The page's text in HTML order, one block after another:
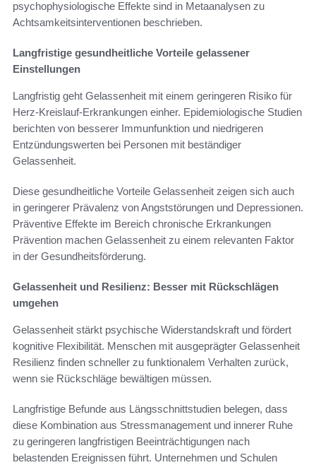
psychophysiologische Effekte sind in Metaanalysen zu
Achtsamkeitsinterventionen beschrieben.
Langfristige gesundheitliche Vorteile gelassener
Einstellungen
Langfristig geht Gelassenheit mit einem geringeren Risiko für
Herz-Kreislauf-Erkrankungen einher. Epidemiologische Studien
berichten von besserer Immunfunktion und niedrigeren
Entzündungswerten bei Personen mit beständiger
Gelassenheit.
Diese gesundheitliche Vorteile Gelassenheit zeigen sich auch
in geringerer Prävalenz von Angststörungen und Depressionen.
Präventive Effekte im Bereich chronische Erkrankungen
Prävention machen Gelassenheit zu einem relevanten Faktor
in der Gesundheitsförderung.
Gelassenheit und Resilienz: Besser mit Rückschlägen
umgehen
Gelassenheit stärkt psychische Widerstandskraft und fördert
kognitive Flexibilität. Menschen mit ausgeprägter Gelassenheit
Resilienz finden schneller zu funktionalem Verhalten zurück,
wenn sie Rückschläge bewältigen müssen.
Langfristige Befunde aus Längsschnittstudien belegen, dass
diese Kombination aus Stressmanagement und innerer Ruhe
zu geringeren langfristigen Beeinträchtigungen nach
belastenden Ereignissen führt. Unternehmen und Schulen